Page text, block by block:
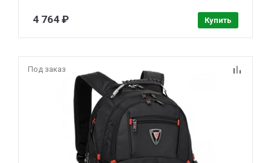
4 764 ₽ Купить
Под заказ